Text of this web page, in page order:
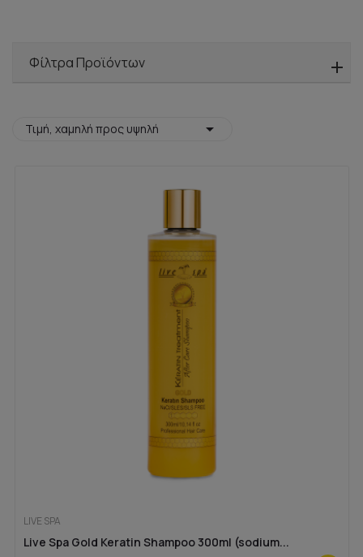
Φίλτρα Προϊόντων
Τιμή, χαμηλή προς υψηλή 
LIVE SPA
Live Spa Gold Keratin Shampoo 300ml (sodium...